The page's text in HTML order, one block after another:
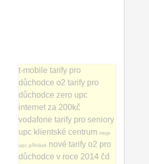
t-mobile tarify pro
důchodce o2 tarify pro
důchodce zero upc
internet za 200kč
vodafone tarify pro seniory
upc klientské centrum moje
upc přihlásit nové tarify o2 pro
důchodce v roce 2014 čd